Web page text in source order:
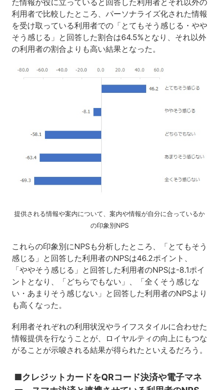
利用者で比較したところ、パーソナライズ化された情報
を受け取っている利用者での「とてもそう感じる・やや
そう感じる」と回答した割合は64.5%となり、それ以外
の利用者の割合よりも高い結果となった。
提供される情報や案内について、案内や情報が自分に合っているか
の印象別NPS
これらの印象別にNPSも分析したところ、「とてもそう
感じる」と回答した利用者のNPSは46.2ポイント、
「ややそう感じる」と回答した利用者のNPSは-8.1ポイ
ントとなり、「どちらでもない」、「全くそう感じな
い・あまりそう感じない」と回答した利用者のNPSより
も高くなった。
利用者それぞれの利用状況やライフスタイルに合わせた
情報提供を行なうことが、ロイヤルティの向上にもつな
がることが示唆される結果が得られたといえるだろう。
■クレジットカードをQRコード決済や電子マネ